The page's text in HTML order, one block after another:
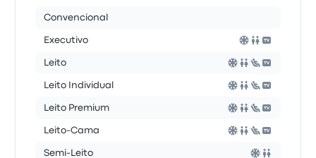
Convencional
Executivo
Leito
Leito Individual
Leito Premium
Leito-Cama
Semi-Leito